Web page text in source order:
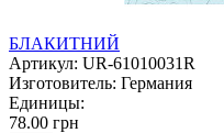
БЛАКИТНИЙ
Артикул: UR-61010031R
Изготовитель: Германия
Единицы:
78.00 грн